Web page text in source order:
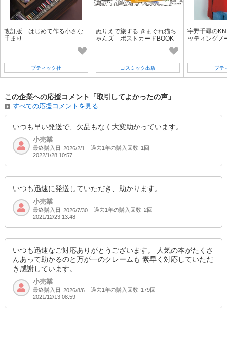
改訂版 はじめて作る小さな
手まり
ブティック社
ぬりえで旅する きまぐれ猫ち
ゃんズ ポストカードBOOK
コスミック出版
宇野千尋の
ッティングノ
ブテ
この企業への応援コメント「取引してよかったの声」
すべての応援コメントを見る
いつも早い発送で、欠品もなく大変助かっています。
小売業
最終購入日 2026/2/1 過去1年の購入回数 1回
2022/1/28 10:57
いつも迅速に発送していただき、助かります。
小売業
最終購入日 2026/7/30 過去1年の購入回数 2回
2021/12/23 13:48
いつも迅速なご対応ありがとうございます。 人気の本がたくさ
んあって助かるのと万が一のクレームも 素早く対応していただ
き感謝しています。
小売業
最終購入日 2026/8/6 過去1年の購入回数 179回
2021/12/13 08:59